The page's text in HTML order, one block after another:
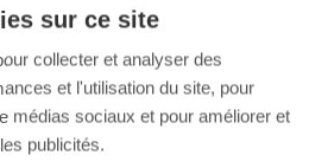
7
7 START
7
7
sur ce site
collecter et analyser des
et l'utilisation du site, pour
médias sociaux et pour améliorer et
publicités.